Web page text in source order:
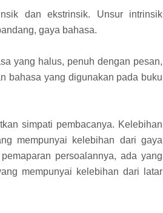
dan ekstrinsik. Unsur intrinsik
gaya bahasa.
yang halus, penuh dengan pesan,
bahasa yang digunakan pada buku
simpati pembacanya. Kelebihan
mempunyai kelebihan dari gaya
persoalannya, ada yang
mempunyai kelebihan dari latar